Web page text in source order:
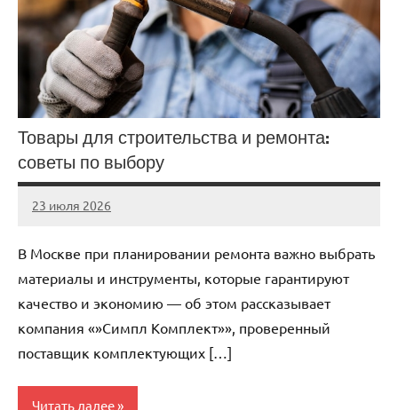
Товары для строительства и ремонта:
советы по выбору
23 июля 2026
Avtor
Нет
В Москве при планировании ремонта важно выбрать
материалы и инструменты, которые гарантируют
качество и экономию — об этом рассказывает
компания «»Симпл Комплект»», проверенный
поставщик комплектующих […]
Читать далее